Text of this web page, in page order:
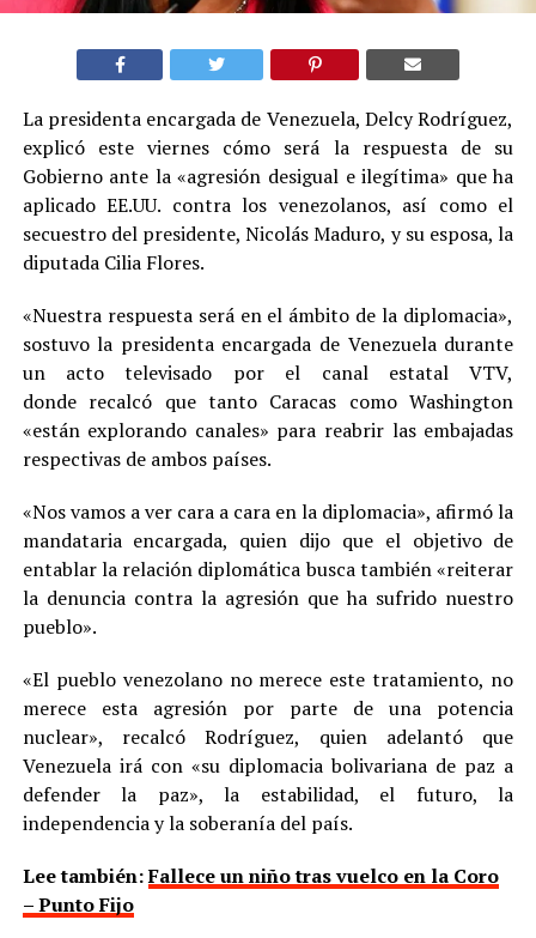
La presidenta encargada de Venezuela, Delcy Rodríguez,
explicó este viernes cómo será la respuesta de su
Gobierno ante la «agresión desigual e ilegítima» que ha
aplicado EE.UU. contra los venezolanos, así como el
secuestro del presidente, Nicolás Maduro, y su esposa, la
diputada Cilia Flores.
«Nuestra respuesta será en el ámbito de la diplomacia»,
sostuvo la presidenta encargada de Venezuela durante
un acto televisado por el canal estatal VTV,
donde recalcó que tanto Caracas como Washington
«están explorando canales» para reabrir las embajadas
respectivas de ambos países.
«Nos vamos a ver cara a cara en la diplomacia», afirmó la
mandataria encargada, quien dijo que el objetivo de
entablar la relación diplomática busca también «reiterar
la denuncia contra la agresión que ha sufrido nuestro
pueblo».
«El pueblo venezolano no merece este tratamiento, no
merece esta agresión por parte de una potencia
nuclear», recalcó Rodríguez, quien adelantó que
Venezuela irá con «su diplomacia bolivariana de paz a
defender la paz», la estabilidad, el futuro, la
independencia y la soberanía del país.
Lee también:Fallece un niño tras vuelco en la Coro
– Punto Fijo